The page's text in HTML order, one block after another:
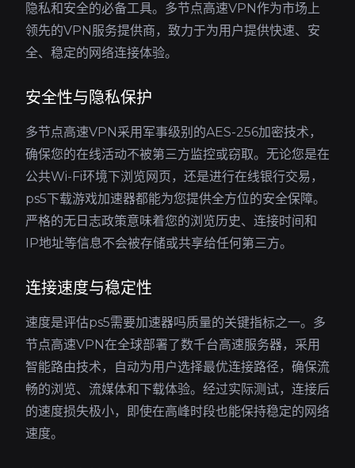
隐私和安全的必备工具。多节点高速VPN作为市场上
领先的VPN服务提供商，致力于为用户提供快速、安
全、稳定的网络连接体验。
安全性与隐私保护
多节点高速VPN采用军事级别的AES-256加密技术，
确保您的在线活动不被第三方监控或窃取。无论您是在
公共Wi-Fi环境下浏览网页，还是进行在线银行交易，
ps5下载游戏加速器都能为您提供全方位的安全保障。
严格的无日志政策意味着您的浏览历史、连接时间和
IP地址等信息不会被存储或共享给任何第三方。
连接速度与稳定性
速度是评估ps5需要加速器吗质量的关键指标之一。多
节点高速VPN在全球部署了数千台高速服务器，采用
智能路由技术，自动为用户选择最优连接路径，确保流
畅的浏览、流媒体和下载体验。经过实际测试，连接后
的速度损失极小，即使在高峰时段也能保持稳定的网络
速度。